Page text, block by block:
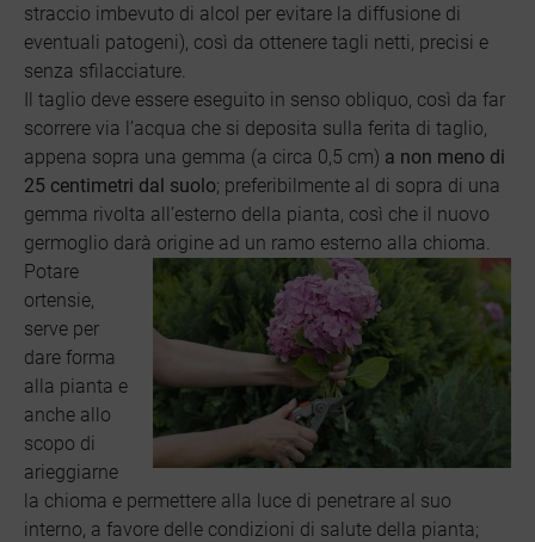
straccio imbevuto di alcol per evitare la diffusione di
eventuali patogeni), così da ottenere tagli netti, precisi e
senza sfilacciature.
Il taglio deve essere eseguito in senso obliquo, così da far
scorrere via l’acqua che si deposita sulla ferita di taglio,
appena sopra una gemma (a circa 0,5 cm) a non meno di
25 centimetri dal suolo; preferibilmente al di sopra di una
gemma rivolta all’esterno della pianta, così che il nuovo
germoglio darà origine ad un ramo esterno alla chioma.
Potare
ortensie,
serve per
dare forma
alla pianta e
anche allo
scopo di
arieggiarne
la chioma e permettere alla luce di penetrare al suo
interno, a favore delle condizioni di salute della pianta;